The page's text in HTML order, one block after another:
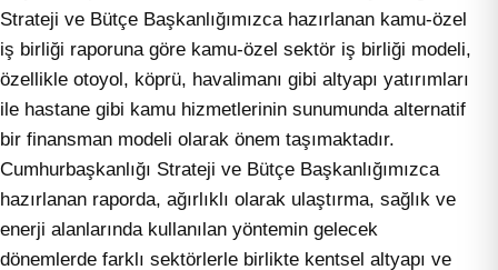
Strateji ve Bütçe Başkanlığımızca hazırlanan kamu-özel
iş birliği raporuna göre kamu-özel sektör iş birliği modeli,
özellikle otoyol, köprü, havalimanı gibi altyapı yatırımları
ile hastane gibi kamu hizmetlerinin sunumunda alternatif
bir finansman modeli olarak önem taşımaktadır.
Cumhurbaşkanlığı Strateji ve Bütçe Başkanlığımızca
hazırlanan raporda, ağırlıklı olarak ulaştırma, sağlık ve
enerji alanlarında kullanılan yöntemin gelecek
dönemlerde farklı sektörlerle birlikte kentsel altyapı ve